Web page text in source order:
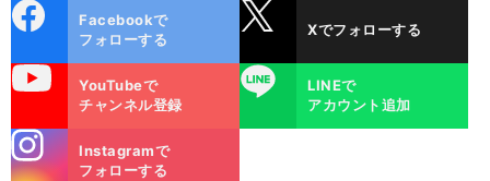
ok
Facebookで
フォローする
Xでフォローする
YouTubeで
チャンネル登録
LINE
LINEで
アカウント追加
m
Instagramで
フォローする